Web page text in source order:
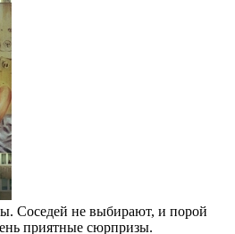
Соседей не выбирают, и порой
приятные сюрпризы.